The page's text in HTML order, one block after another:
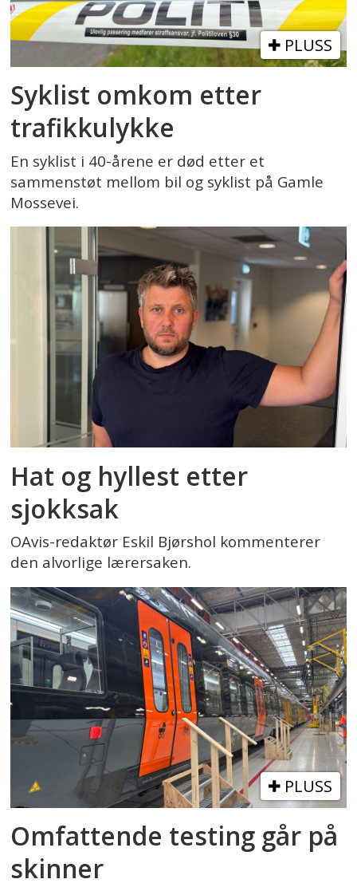
PLUSS
Syklist omkom etter
trafikkulykke
En syklist i 40-årene er død etter et
sammenstøt mellom bil og syklist på Gamle
Mossevei.
Hat og hyllest etter
sjokksak
OAvis-redaktør Eskil Bjørshol kommenterer
den alvorlige lærersaken.
PLUSS
Omfattende testing går på
skinner